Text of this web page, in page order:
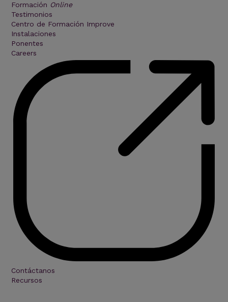
Formación Online
Testimonios
Centro de Formación Improve
Instalaciones
Ponentes
Careers
Contáctanos
Recursos